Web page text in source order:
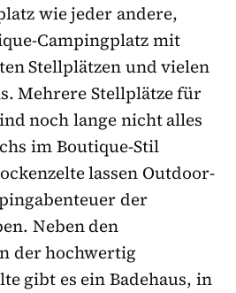
wie jeder andere,
Campingplatz mit
Stellplätzen und vielen
Mehrere Stellplätze für
noch lange nicht alles
im Boutique-Stil
lassen Outdoor-
der
Neben den
der hochwertig
gibt es ein Badehaus, in